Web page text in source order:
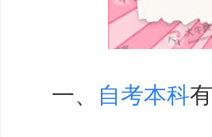
一、 自考本科